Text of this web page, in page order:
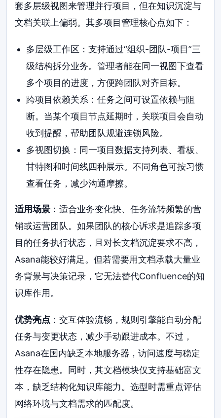
套多层级视图来管理并行项目，但在知识沉淀与
文档关联上偏弱。其多项目管理核心点如下：
多层级工作区：支持通过“组织-团队-项目”三
级结构拆分业务。管理者能在同一视图下查看
多个项目的进度，方便跨团队对齐目标。
跨项目依赖关系：任务之间可设置依赖与阻
断。当某个项目节点延期时，关联项目会自动
收到提醒，帮助团队规避连锁风险。
多视图切换：同一项目数据支持列表、看板、
甘特图和时间线四种展示。不同角色可按习惯
查看任务，减少沟通摩擦。
适用场景 ：适合业务变化快、任务流转频繁的营
销或运营团队。如果团队的核心诉求是追踪多项
目的任务执行状态，且对长文档沉淀要求不高，
Asana能较好满足。但若需要用文档承载大量业
务背景与决策记录，它无法替代Confluence的知
识库作用。
优势亮点 ：交互体验流畅，规则引擎能自动分配
任务与变更状态，减少手动跟进成本。不过，
Asana在国内缺乏本地服务器，访问速度与稳定
性存在隐患。同时，其文档模块仅支持基础富文
本，缺乏结构化知识库能力。选型时需重点评估
网络环境与文档需求的匹配度。